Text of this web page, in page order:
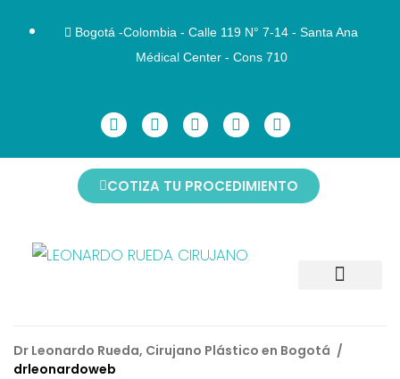
Bogotá -Colombia - Calle 119 N° 7-14 - Santa Ana
Médical Center - Cons 710
COTIZA TU PROCEDIMIENTO
Dr Leonardo Rueda, Cirujano Plástico en Bogotá /
drleonardoweb